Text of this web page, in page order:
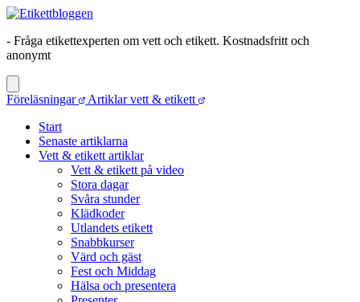
- Fråga etikettexperten om vett och etikett. Kostnadsfritt och
anonymt
Föreläsningar
Artiklar vett & etikett
Start
Senaste artiklarna
Vett & etikett artiklar
Vett & etikett på video
Stora dagar
Svåra stunder
Klädkoder
Utlandets etikett
Snabbkurser
Värd och gäst
Fest och Middag
Hälsa och presentera